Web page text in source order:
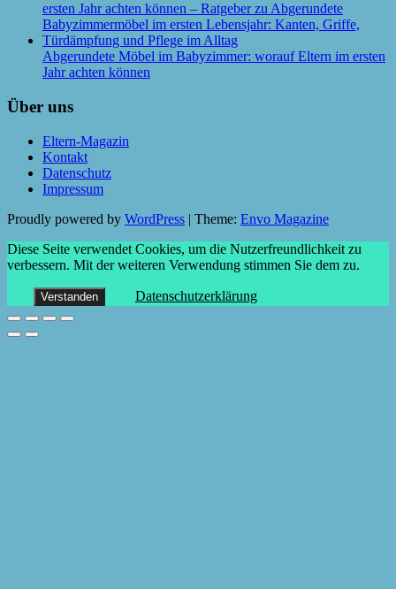
Abgerundete Möbel im Babyzimmer: worauf Eltern im ersten
Jahr achten können
Über uns
Eltern-Magazin
Kontakt
Datenschutz
Impressum
Proudly powered by WordPress | Theme: Envo Magazine
Diese Seite verwendet Cookies, um die Nutzerfreundlichkeit zu
verbessern. Mit der weiteren Verwendung stimmen Sie dem zu.
Verstanden Datenschutzerklärung